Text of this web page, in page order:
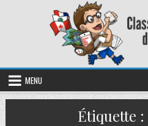
MENU
Étiquette :